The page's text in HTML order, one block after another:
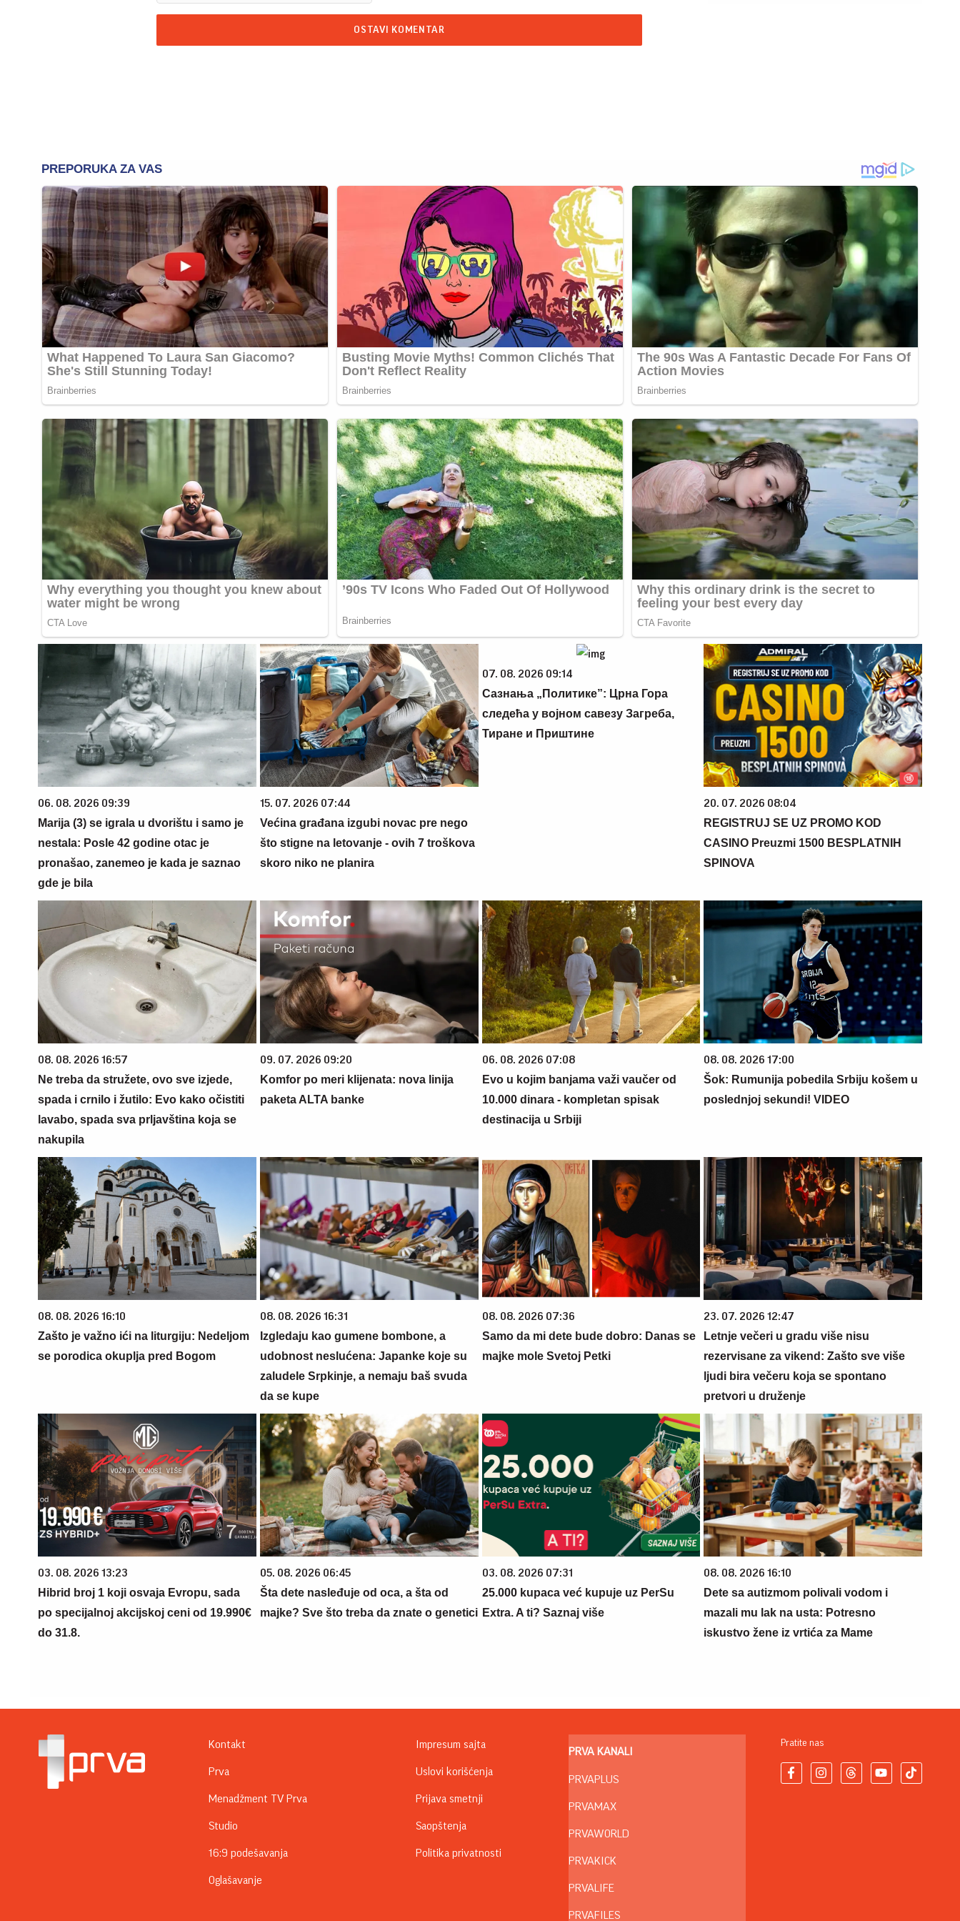
OSTAVI KOMENTAR
06. 08. 2026 09:39
Marija (3) se igrala u dvorištu i samo je
nestala: Posle 42 godine otac je
pronašao, zanemeo je kada je saznao
gde je bila
15. 07. 2026 07:44
Većina građana izgubi novac pre nego
što stigne na letovanje - ovih 7 troškova
skoro niko ne planira
07. 08. 2026 09:14
Сазнања „Политике”: Црна Гора
следећа у војном савезу Загреба,
Тиране и Приштине
20. 07. 2026 08:04
REGISTRUJ SE UZ PROMO KOD
CASINO Preuzmi 1500 BESPLATNIH
SPINOVA
08. 08. 2026 16:57
Ne treba da stružete, ovo sve izjede,
spada i crnilo i žutilo: Evo kako očistiti
lavabo, spada sva prljavština koja se
nakupila
09. 07. 2026 09:20
Komfor po meri klijenata: nova linija
paketa ALTA banke
06. 08. 2026 07:08
Evo u kojim banjama važi vaučer od
10.000 dinara - kompletan spisak
destinacija u Srbiji
08. 08. 2026 17:00
Šok: Rumunija pobedila Srbiju košem u
poslednjoj sekundi! VIDEO
08. 08. 2026 16:10
Zašto je važno ići na liturgiju: Nedeljom
se porodica okuplja pred Bogom
08. 08. 2026 16:31
Izgledaju kao gumene bombone, a
udobnost neslućena: Japanke koje su
zaludele Srpkinje, a nemaju baš svuda
da se kupe
08. 08. 2026 07:36
Samo da mi dete bude dobro: Danas se
majke mole Svetoj Petki
23. 07. 2026 12:47
Letnje večeri u gradu više nisu
rezervisane za vikend: Zašto sve više
ljudi bira večeru koja se spontano
pretvori u druženje
03. 08. 2026 13:23
Hibrid broj 1 koji osvaja Evropu, sada
po specijalnoj akcijskoj ceni od 19.990€
do 31.8.
05. 08. 2026 06:45
Šta dete nasleđuje od oca, a šta od
majke? Sve što treba da znate o genetici
03. 08. 2026 07:31
25.000 kupaca već kupuje uz PerSu
Extra. A ti? Saznaj više
08. 08. 2026 16:10
Dete sa autizmom polivali vodom i
mazali mu lak na usta: Potresno
iskustvo žene iz vrtića za Mame
Kontakt
Prva
Menadžment TV Prva
Studio
16:9 podešavanja
Oglašavanje
Impresum sajta
Uslovi korišćenja
Prijava smetnji
Saopštenja
Politika privatnosti
PRVA KANALI
PRVAPLUS
PRVAMAX
PRVAWORLD
PRVAKICK
PRVALIFE
PRVAFILES
Pratite nas